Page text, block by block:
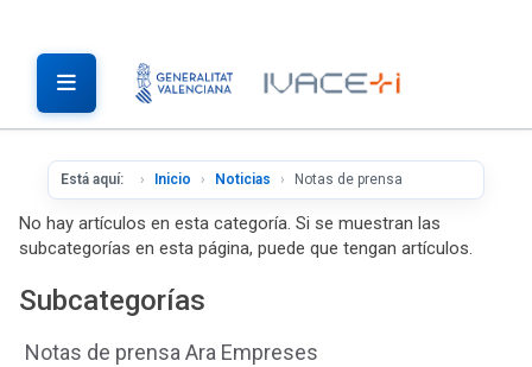
Está aquí: Inicio Noticias Notas de prensa
No hay artículos en esta categoría. Si se muestran las
subcategorías en esta página, puede que tengan artículos.
Subcategorías
Notas de prensa Ara Empreses